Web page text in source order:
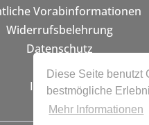
Diese Seite benutzt
bestmögliche
Mehr Informationen
Vorabinformationen
Widerrufsbelehrung
Datenschutz
AGB
Impressum